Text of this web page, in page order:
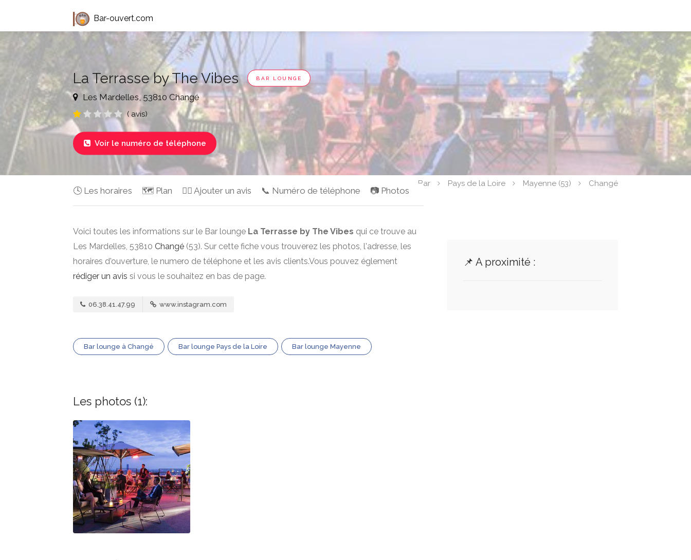
Bar-ouvert.com
La Terrasse by The Vibes BAR LOUNGE
Les Mardelles, 53810 Changé
( avis)
 Voir le numéro de téléphone
Bar Pays de la Loire Mayenne (53) Changé
🕓 Les horaires 🗺️ Plan ✍🏻 Ajouter un avis 📞 Numéro de téléphone 📷 Photos
Voici toutes les informations sur le Bar lounge La Terrasse by The Vibes qui ce trouve au
Les Mardelles, 53810 Changé (53). Sur cette fiche vous trouverez les photos, l'adresse, les
horaires d'ouverture, le numero de téléphone et les avis clients.Vous pouvez églement
rédiger un avis si vous le souhaitez en bas de page.
06.38.41.47.99 www.instagram.com
Bar lounge à Changé Bar lounge Pays de la Loire Bar lounge Mayenne
Les photos (1):
📌 A proximité :